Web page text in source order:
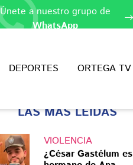
DEPORTES ORTEGA TV
Únete a nuestro grupo de
WhatsApp
LAS MÁS LEÍDAS
VIOLENCIA
¿César Gastélum es